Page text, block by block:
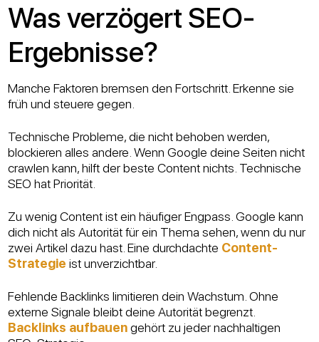
Was verzögert SEO-
Ergebnisse?
Manche Faktoren bremsen den Fortschritt. Erkenne sie
früh und steuere gegen.
Technische Probleme, die nicht behoben werden,
blockieren alles andere. Wenn Google deine Seiten nicht
crawlen kann, hilft der beste Content nichts. Technische
SEO hat Priorität.
Zu wenig Content ist ein häufiger Engpass. Google kann
dich nicht als Autorität für ein Thema sehen, wenn du nur
zwei Artikel dazu hast. Eine durchdachte Content-
Strategie ist unverzichtbar.
Fehlende Backlinks limitieren dein Wachstum. Ohne
externe Signale bleibt deine Autorität begrenzt.
Backlinks aufbauengehört zu jeder nachhaltigen